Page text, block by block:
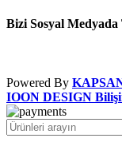
Bizi Sosyal
Powered By
IOON DESIGN